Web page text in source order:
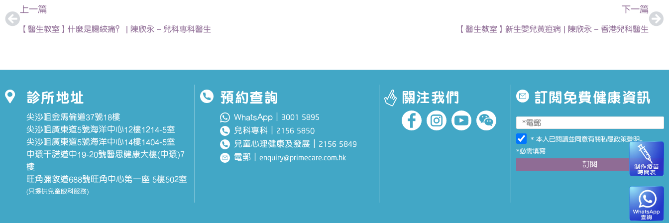
上一篇
【醫生教室】什麼是腸絞痛？ | 陳欣永 – 兒科專科醫生
下一篇
【醫生教室】新生嬰兒黃疸病 | 陳欣永 – 香港兒科醫生
診所地址
尖沙咀金馬倫道37號18樓
尖沙咀廣東道5號海洋中心12樓1214-5室
尖沙咀廣東道5號海洋中心14樓1404-5室
中環干諾道中19-20號醫思健康大樓(中環)7
樓
旺角彌敦道688號旺角中心第一座 5樓502室
(只提供兒童眼科服務)
預約查詢
WhatsApp｜ 3001 5895
兒科專科 2156 5850
兒童心理健康及發展
2156 5849
電郵 ｜enquiry@primecare.com.hk
關注我們 訂閱免費健康資訊
* 本人已閱讀並同意有關私隱政策聲明。
*必需填寫